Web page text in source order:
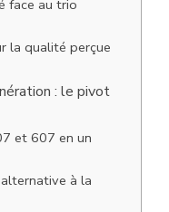
face au trio
la qualité perçue
: le pivot
et 607 en un
à la